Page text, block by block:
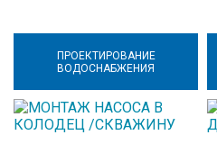
ПРОЕКТИРОВАНИЕ
ВОДОСНАБЖЕНИЯ